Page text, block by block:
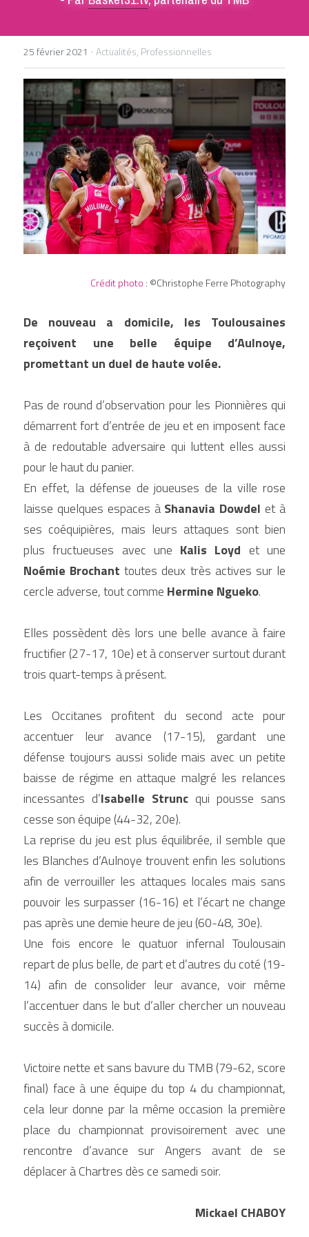
25 février 2021 · Actualités, Professionnelles
Crédit photo : ©Christophe Ferre Photography
De nouveau a domicile, les Toulousaines
reçoivent une belle équipe d’Aulnoye,
promettant un duel de haute volée.
Pas de round d’observation pour les Pionnières qui
démarrent fort d’entrée de jeu et en imposent face
à de redoutable adversaire qui luttent elles aussi
pour le haut du panier.
En effet, la défense de joueuses de la ville rose
laisse quelques espaces à Shanavia Dowdel et à
ses coéquipières, mais leurs attaques sont bien
plus fructueuses avec une Kalis Loyd
Noémie Brochant toutes deux très actives sur le
cercle adverse, tout comme Hermine Ngueko.
Elles possèdent dès lors une belle avance à faire
fructifier (27-17, 10e) et à conserver surtout durant
trois quart-temps à présent.
Les Occitanes profitent du second acte pour
accentuer leur avance (17-15), gardant une
défense toujours aussi solide mais avec un petite
baisse de régime en attaque malgré les relances
incessantes d’Isabelle Strunc qui pousse sans
cesse son équipe (44-32, 20e).
La reprise du jeu est plus équilibrée, il semble que
les Blanches d’Aulnoye trouvent enfin les solutions
afin de verrouiller les attaques locales mais sans
pouvoir les surpasser (16-16) et l’écart ne change
pas après une demie heure de jeu (60-48, 30e).
Une fois encore le quatuor infernal Toulousain
repart de plus belle, de part et d’autres du coté (19-
14) afin de consolider leur avance, voir même
l’accentuer dans le but d’aller chercher un nouveau
succès à domicile.
Victoire nette et sans bavure du TMB (79-62, score
final) face à une équipe du top 4 du championnat,
cela leur donne par la même occasion la première
place du championnat provisoirement avec une
rencontre d’avance sur Angers avant de se
déplacer à Chartres dès ce samedi soir.
Mickael CHABOY